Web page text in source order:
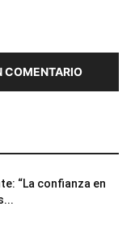
COMENTARIO
“La confianza en